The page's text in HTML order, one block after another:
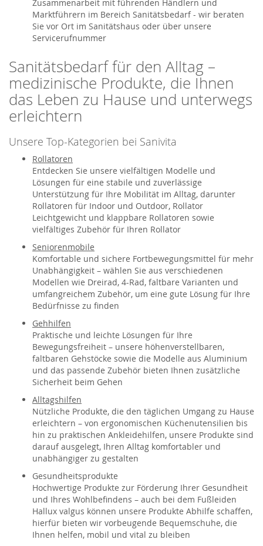
Zusammenarbeit mit führenden Händlern und
Marktführern im Bereich Sanitätsbedarf - wir beraten
Sie vor Ort im Sanitätshaus oder über unsere
Servicerufnummer
Sanitätsbedarf für den Alltag –
medizinische Produkte, die Ihnen
das Leben zu Hause und unterwegs
erleichtern
Unsere Top-Kategorien bei Sanivita
Rollatoren
Entdecken Sie unsere vielfältigen Modelle und
Lösungen für eine stabile und zuverlässige
Unterstützung für Ihre Mobilität im Alltag, darunter
Rollatoren für Indoor und Outdoor, Rollator
Leichtgewicht und klappbare Rollatoren sowie
vielfältiges Zubehör für Ihren Rollator
Seniorenmobile
Komfortable und sichere Fortbewegungsmittel für mehr
Unabhängigkeit – wählen Sie aus verschiedenen
Modellen wie Dreirad, 4-Rad, faltbare Varianten und
umfangreichem Zubehör, um eine gute Lösung für Ihre
Bedürfnisse zu finden
Gehhilfen
Praktische und leichte Lösungen für Ihre
Bewegungsfreiheit – unsere höhenverstellbaren,
faltbaren Gehstöcke sowie die Modelle aus Aluminium
und das passende Zubehör bieten Ihnen zusätzliche
Sicherheit beim Gehen
Alltagshilfen
Nützliche Produkte, die den täglichen Umgang zu Hause
erleichtern – von ergonomischen Küchenutensilien bis
hin zu praktischen Ankleidehilfen, unsere Produkte sind
darauf ausgelegt, Ihren Alltag komfortabler und
unabhängiger zu gestalten
Gesundheitsprodukte
Hochwertige Produkte zur Förderung Ihrer Gesundheit
und Ihres Wohlbefindens – auch bei dem Fußleiden
Hallux valgus können unsere Produkte Abhilfe schaffen,
hierfür bieten wir vorbeugende Bequemschuhe, die
Ihnen helfen, mobil und vital zu bleiben